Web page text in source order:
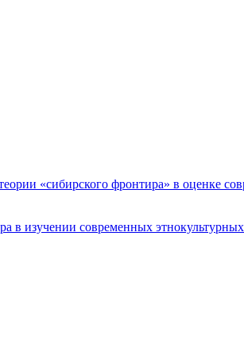
«сибирского фронтира» в оценке
в изучении современных